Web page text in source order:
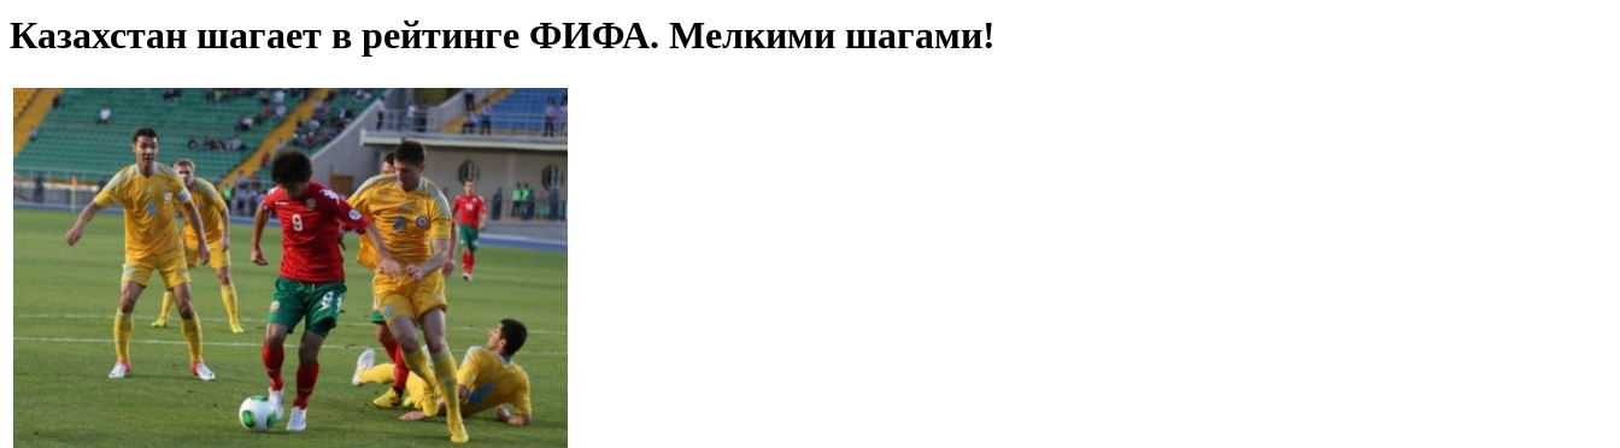
Казахстан шагает в рейтинге ФИФА. Мелкими шагами!